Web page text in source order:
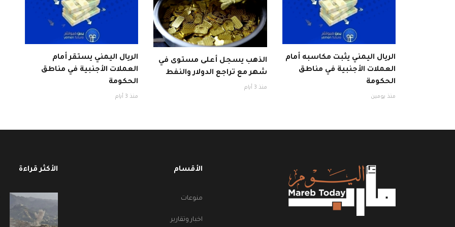
الريال اليمني يثبت مكاسبه أمام
العملات الأجنبية في مناطق
الحكومة
منذ يومين
الذهب يسجل أعلى مستوى في
شهر مع تراجع الدولار والنفط
منذ 3 أيام
الريال اليمني يستقر أمام
العملات الأجنبية في مناطق
الحكومة
منذ 3 أيام
الأقسام
منوعات
اخبار وتقارير
الأكثر قراءة